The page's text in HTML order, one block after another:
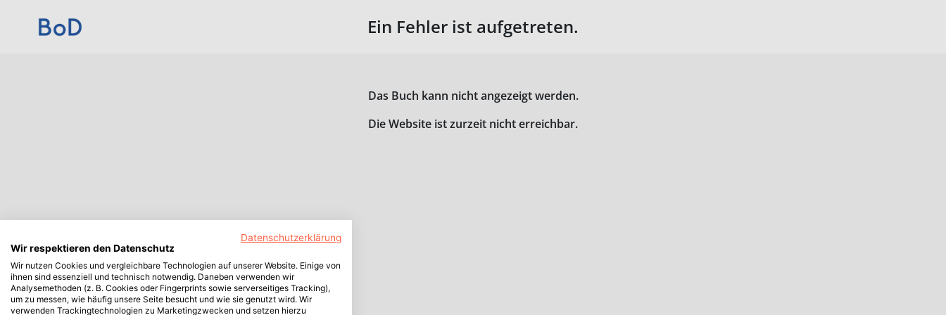
Ein Fehler ist aufgetreten.
Das Buch kann nicht angezeigt werden.
Die Website ist zurzeit nicht erreichbar.
Datenschutzerklärung
Wir respektieren den Datenschutz
Wir nutzen Cookies und vergleichbare Technologien auf unserer Website. Einige von
ihnen sind essenziell und technisch notwendig. Daneben verwenden wir
Analysemethoden (z. B. Cookies oder Fingerprints sowie serverseitiges Tracking),
um zu messen, wie häufig unsere Seite besucht und wie sie genutzt wird. Wir
verwenden Trackingtechnologien zu Marketingzwecken und setzen hierzu